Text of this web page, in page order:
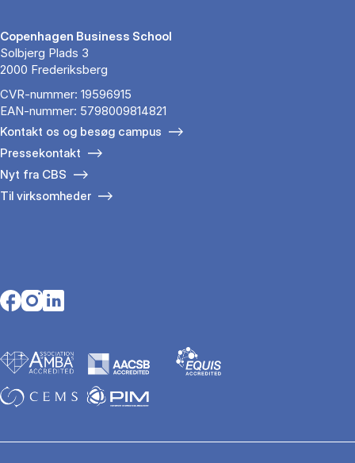
Copenhagen Business School
Solbjerg Plads 3
2000 Frederiksberg
CVR-nummer: 19596915
EAN-nummer: 5798009814821
Kontakt os og besøg campus
Pressekontakt
Nyt fra CBS
Til virksomheder
Opens in a new tab
Opens in a new tab
Opens in a new tab